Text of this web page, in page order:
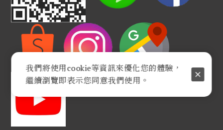
我們將使用cookie等資訊來優化您的體驗，
繼續瀏覽即表示您同意我們使用。